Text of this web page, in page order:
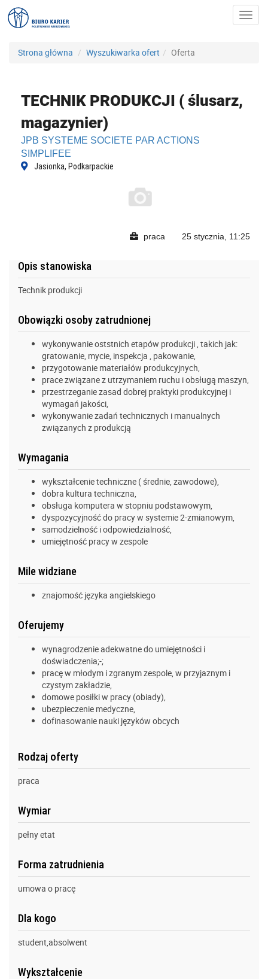
Strona główna Wyszukiwarka ofert Oferta
TECHNIK PRODUKCJI ( ślusarz,
magazynier)
JPB SYSTEME SOCIETE PAR ACTIONS
SIMPLIFEE
Jasionka, Podkarpackie
praca 25 stycznia, 11:25
Opis stanowiska
Technik produkcji
Obowiązki osoby zatrudnionej
wykonywanie oststnich etapów produkcji , takich jak:
gratowanie, mycie, inspekcja , pakowanie,
przygotowanie materiałów produkcyjnych,
prace związane z utrzymaniem ruchu i obsługą maszyn,
przestrzeganie zasad dobrej praktyki produkcyjnej i
wymagań jakości,
wykonywanie zadań technicznych i manualnych
związanych z produkcją
Wymagania
wykształcenie techniczne ( średnie, zawodowe),
dobra kultura techniczna,
obsługa komputera w stopniu podstawowym,
dyspozycyjność do pracy w systemie 2-zmianowym,
samodzielność i odpowiedzialność,
umiejętność pracy w zespole
Mile widziane
znajomość języka angielskiego
Oferujemy
wynagrodzenie adekwatne do umiejętności i
doświadczenia;-;
pracę w młodym i zgranym zespole, w przyjaznym i
czystym zakładzie,
domowe posiłki w pracy (obiady),
ubezpieczenie medyczne,
dofinasowanie nauki języków obcych
Rodzaj oferty
praca
Wymiar
pełny etat
Forma zatrudnienia
umowa o pracę
Dla kogo
student,absolwent
Wykształcenie